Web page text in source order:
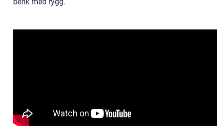
benk med rygg.